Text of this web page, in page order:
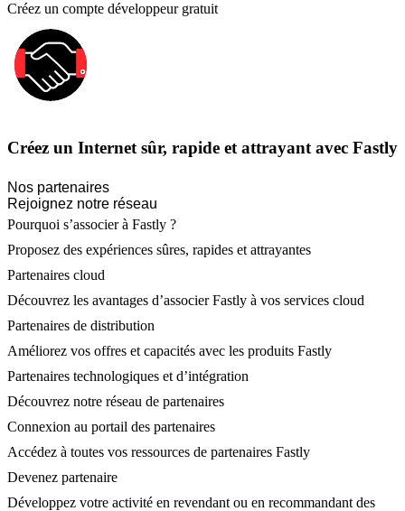
Créez un compte développeur gratuit
Créez un Internet sûr, rapide et attrayant avec Fastly
Nos partenaires
Rejoignez notre réseau
Pourquoi s’associer à Fastly ?
Proposez des expériences sûres, rapides et attrayantes
Partenaires cloud
Découvrez les avantages d’associer Fastly à vos services cloud
Partenaires de distribution
Améliorez vos offres et capacités avec les produits Fastly
Partenaires technologiques et d’intégration
Découvrez notre réseau de partenaires
Connexion au portail des partenaires
Accédez à toutes vos ressources de partenaires Fastly
Devenez partenaire
Développez votre activité en revendant ou en recommandant des